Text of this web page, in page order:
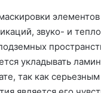
звуко- и
укладывать
так как